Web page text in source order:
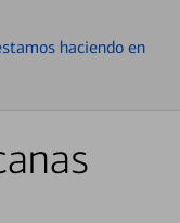
haciendo en